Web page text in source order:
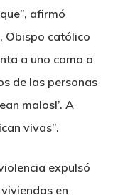
afirmó
Obispo católico
a uno como a
de las personas
malos!’. A
vivas”.
expulsó
en